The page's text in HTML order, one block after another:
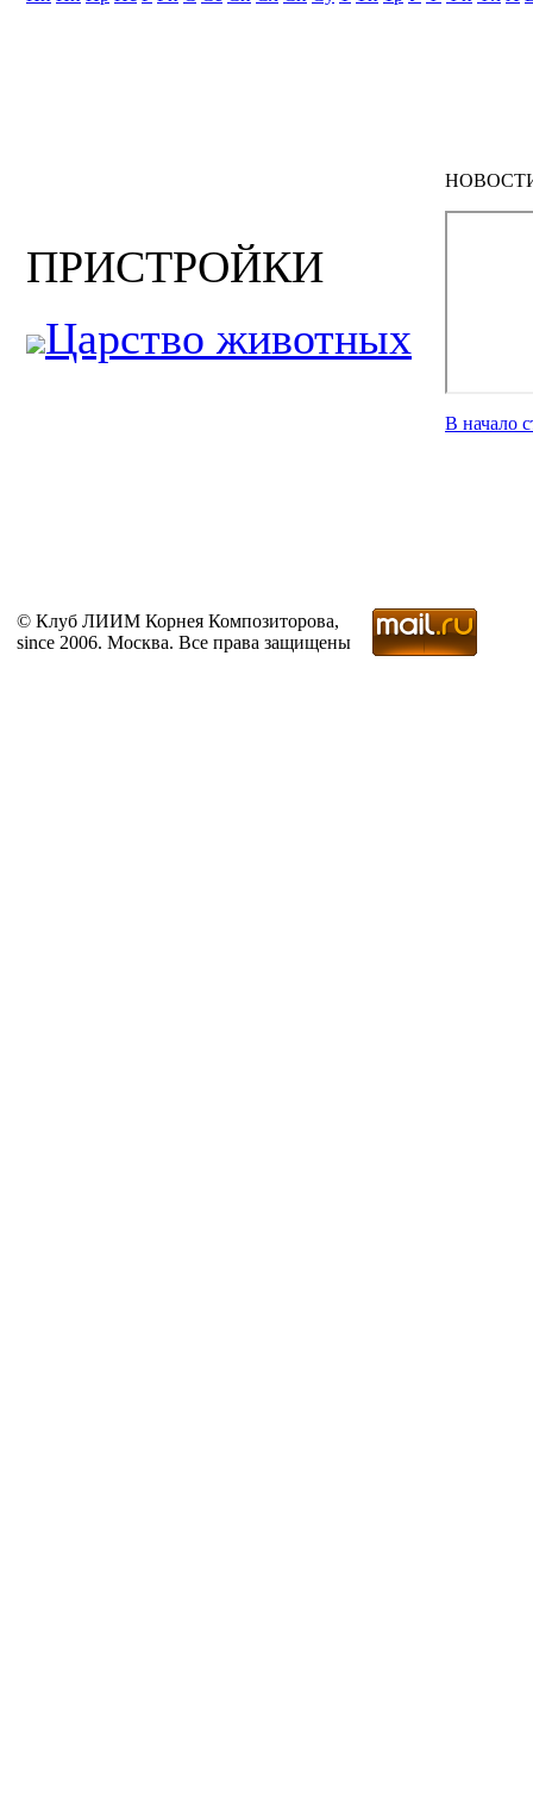
ПРИСТРОЙКИ
Царство животных
В начало
© Клуб ЛИИМ Корнея Композиторова,
since 2006. Москва. Все права защищены